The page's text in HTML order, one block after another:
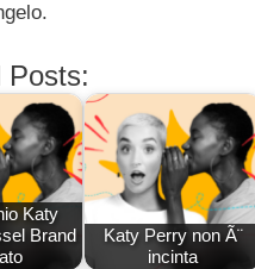
Posts:
Katy
Brand
Katy Perry non Ã¨
incinta